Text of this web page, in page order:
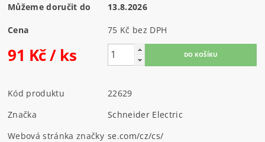
Můžeme doručit do 13.8.2026
Cena 75 Kč bez DPH
91 Kč/ ks
Kód produktu
22629
Značka
Schneider Electric
Webová stránka značky se.com/cz/cs/